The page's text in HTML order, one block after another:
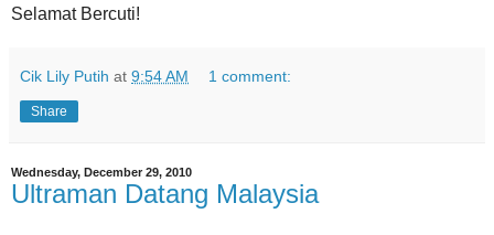
Selamat Bercuti!
Cik Lily Putih at 9:54 AM 1 comment:
Share
Wednesday, December 29, 2010
Ultraman Datang Malaysia